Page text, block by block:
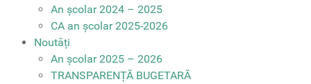
An școlar 2024 – 2025
CA an școlar 2025-2026
Noutăți
An școlar 2025 – 2026
TRANSPARENȚĂ BUGETARĂ